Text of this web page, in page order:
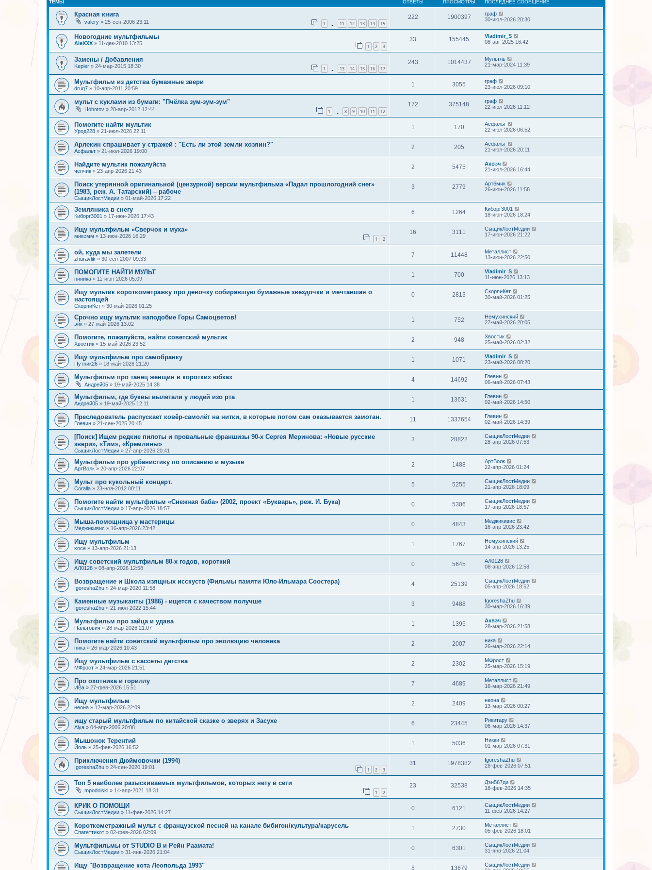
ТЕМЫ ОТВЕТЫ ПРОСМОТРЫ ПОСЛЕДНЕЕ СООБЩЕНИЕ
Красная книга
valery » 25-сен-2006 23:11 1 11 12 13 14 15
222 1900397
граф
30-июл-2026 20:30
Новогодние мультфильмы
AleXXX » 11-дек-2010 13:25 1 2 3
33 155445
Vladimir_S
08-авг-2025 16:42
Замены / Добавления
Kepler » 24-мар-2015 18:30 1 13 14 15 16 17
243 1014437
Мультль
21-мар-2024 11:39
Мультфильм из детства бумажные звери
druq7 » 10-апр-2011 20:59
1 3055
граф
23-июл-2026 09:10
мульт с куклами из бумаги: "Пчёлка зум-зум-зум"
Hobotov » 28-апр-2012 12:44 1 8 9 10 11 12
172 375148
граф
22-июл-2026 11:12
Помогите найти мультик
Урод228 » 21-июл-2026 22:11
1 170
Асфальт
22-июл-2026 06:52
Арлекин спрашивает у стражей : "Есть ли этой земли хозяин?"
Асфальт » 21-июл-2026 19:00
2 205
Асфальт
21-июл-2026 20:11
Найдите мультик пожалуйста
чепчик » 23-апр-2026 21:43
2 5475
Аквэч
21-июл-2026 16:44
Поиск утерянной оригинальной (цензурной) версии мультфильма «Падал прошлогодний снег»
(1983, реж. А. Татарский) – рабоче
СыщикЛостМедии » 01-май-2026 17:22
3 2779
Артёмик
26-июн-2026 11:58
Земляника в снегу
Киборг3001 » 17-июн-2026 17:43
6 1264
Киборг3001
18-июн-2026 18:24
Ищу мультфильм «Сверчок и муха»
миксмм » 13-июн-2026 16:29 1 2
16 3111
СыщикЛостМедии
17-июн-2026 21:22
ой, куда мы залетели
zhuravlik » 30-сен-2007 09:33
7 11448
Металлист
13-июн-2026 22:50
ПОМОГИТЕ НАЙТИ МУЛЬТ
нииика » 11-июн-2026 05:09
1 700
Vladimir_S
11-июн-2026 13:13
Ищу мультик короткометражку про девочку собиравшую бумажные звездочки и мечтавшая о
настоящей
СкорпиКет » 30-май-2026 01:25
0 2813
СкорпиКет
30-май-2026 01:25
Срочно ищу мультик наподобие Горы Самоцветов!
эйк » 27-май-2026 13:02
1 752
Немухинский
27-май-2026 20:05
Помогите, пожалуйста, найти советский мультик
Хвостик » 15-май-2026 23:52
2 948
Хвостик
25-май-2026 02:32
Ищу мультфильм про самобранку
Путник26 » 18-май-2026 21:20
1 1071
Vladimir_S
23-май-2026 08:20
Мультфильм про танец женщин в коротких юбках
Андрей05 » 19-май-2025 14:38
4 14692
Глевин
06-май-2026 07:43
Мультфильм, где буквы вылетали у людей изо рта
Андрей05 » 19-май-2025 12:11
1 13631
Глевин
02-май-2026 14:50
Преследователь распускает ковёр-самолёт на нитки, в которые потом сам оказывается замотан.
Глевин » 21-сен-2025 20:45
11 1337654
Глевин
02-май-2026 14:39
[Поиск] Ищем редкие пилоты и провальные франшизы 90-х Сергея Меринова: «Новые русские
звери», «Тим», «Кремлины»
СыщикЛостМедии » 27-апр-2026 20:41
3 28822
СыщикЛостМедии
28-апр-2026 07:53
Мультфильм про урбанистику по описанию и музыке
АртВолк » 20-апр-2026 22:07
2 1488
АртВолк
22-апр-2026 01:24
Мульт про кукольный концерт.
Coralla » 23-ноя-2012 00:11
5 5255
СыщикЛостМедии
21-апр-2026 18:09
Помогите найти мультфильм «Снежная баба» (2002, проект «Букварь», реж. И. Бука)
СыщикЛостМедии » 17-апр-2026 18:57
0 5306
СыщикЛостМедии
17-апр-2026 18:57
Мыша-помощница у мастерицы
Меджикивис » 16-апр-2026 23:42
0 4843
Меджикивис
16-апр-2026 23:42
Ищу мультфильм
хосе » 13-апр-2026 21:13
1 1767
Немухинский
14-апр-2026 13:25
Ищу советский мультфильм 80-х годов, короткий
АЛ0128 » 08-апр-2026 12:58
0 5645
АЛ0128
08-апр-2026 12:58
Возвращение и Школа изящных исскуств (Фильмы памяти Юло-Ильмара Соостера)
IgoreshaZhu » 24-мар-2020 11:58
4 25139
СыщикЛостМедии
05-апр-2026 18:52
Каменные музыканты (1986) - ищется с качеством получше
IgoreshaZhu » 21-июл-2022 15:44
3 9488
IgoreshaZhu
30-мар-2026 16:39
Мультфильм про зайца и удава
Пальтович » 28-мар-2026 21:07
1 1395
Аквэч
28-мар-2026 21:58
Помогите найти советский мультфильм про эволюцию человека
ника » 26-мар-2026 10:43
2 2007
ника
26-мар-2026 22:14
Ищу мультфильм с кассеты детства
МФрост » 24-мар-2026 21:51
2 2302
МФрост
25-мар-2026 15:19
Про охотника и гориллу
ИВа » 27-фев-2026 15:51
7 4689
Металлист
16-мар-2026 21:49
Ищу мультфильм
неона » 12-мар-2026 22:09
2 2409
неона
13-мар-2026 00:27
ищу старый мультфильм по китайской сказке о зверях и Засухе
Alya » 04-апр-2006 20:08
6 23445
Рикитару
06-мар-2026 14:37
Мышонок Терентий
Йоль » 25-фев-2026 16:52
1 5036
Никки
01-мар-2026 07:31
Приключения Дюймовочки (1994)
IgoreshaZhu » 24-сен-2020 19:01 1 2 3
31 1978382
IgoreshaZhu
28-фев-2026 07:51
Топ 5 наиболее разыскиваемых мультфильмов, которых нету в сети
mpodolski » 14-апр-2021 18:31 1 2
23 32538
Дэн567ди
18-фев-2026 14:35
КРИК О ПОМОЩИ
СыщикЛостМедии » 11-фев-2026 14:27
0 6121
СыщикЛостМедии
11-фев-2026 14:27
Короткометражный мульт с французской песней на канале бибигон/культура/карусель
Спагеттикот » 02-фев-2026 02:09
1 2730
Металлист
05-фев-2026 18:01
Мультфильмы от STUDIO B и Рейн Раамата!
СыщикЛостМедии » 31-янв-2026 21:04
0 6301
СыщикЛостМедии
31-янв-2026 21:04
Ищу "Возвращение кота Леопольда 1993" 8 13679
СыщикЛостМедии